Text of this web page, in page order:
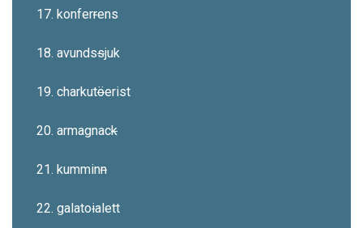
17. konferrens
18. avundssjuk
19. charkutöerist
20. armagnack
21. kumminn
22. galatoialett